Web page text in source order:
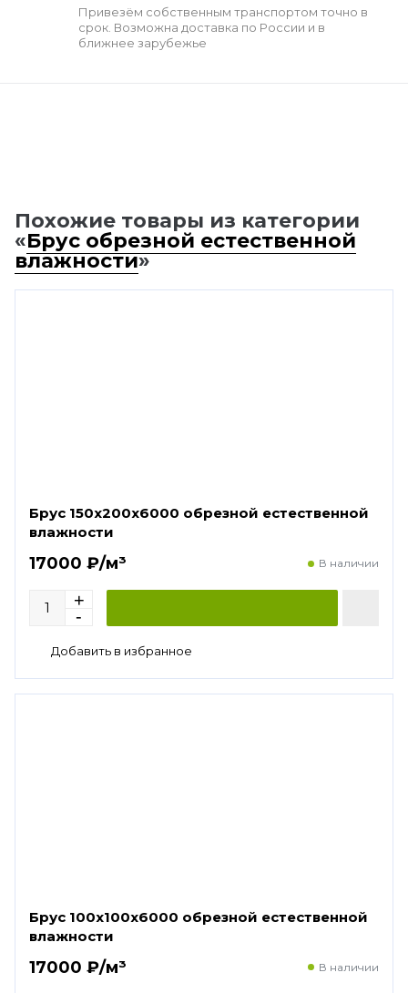
Привезём собственным транспортом точно в
срок. Возможна доставка по России и в
ближнее зарубежье
Похожие товары из категории
«Брус обрезной естественной
влажности»
Брус 150х200х6000 обрезной естественной
влажности
17000 ₽/м³ В наличии
Брус 100х100х6000 обрезной естественной
влажности
17000 ₽/м³ В наличии